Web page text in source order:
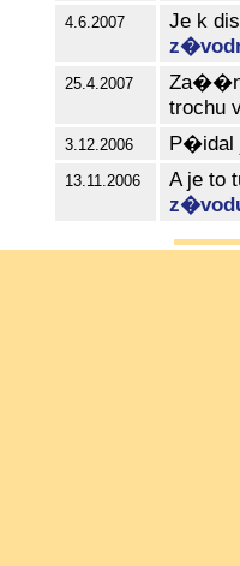
4.6.2007
Je k
25.4.2007
trochu
3.12.2006
13.11.2006
A je